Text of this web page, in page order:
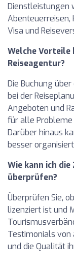
Dienstleistungen
Abenteuerreisen,
Visa und
Welche Vorteile
Reiseagentur?
Die Buchung
bei der
Angeboten und
für alle Probleme
Darüber hinaus
besser
Wie kann ich
überprüfen?
Überprüfen Sie,
lizenziert ist und
Testimonials von
und die Qualität